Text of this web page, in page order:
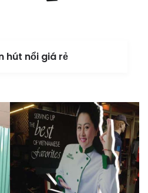
hút nổi giá rẻ